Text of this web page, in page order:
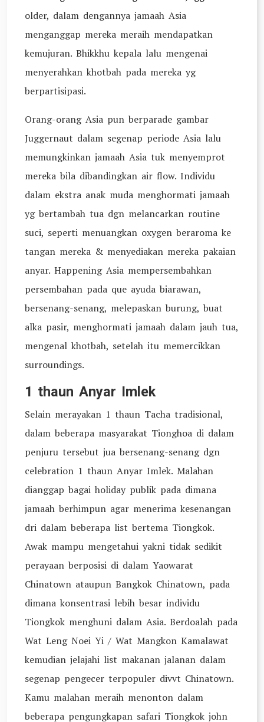
older, dalam dengannya jamaah Asia
menganggap mereka meraih mendapatkan
kemujuran. Bhikkhu kepala lalu mengenai
menyerahkan khotbah pada mereka yg
berpartisipasi.
Orang-orang Asia pun berparade gambar
Juggernaut dalam segenap periode Asia lalu
memungkinkan jamaah Asia tuk menyemprot
mereka bila dibandingkan air flow. Individu
dalam ekstra anak muda menghormati jamaah
yg bertambah tua dgn melancarkan routine
suci, seperti menuangkan oxygen beraroma ke
tangan mereka & menyediakan mereka pakaian
anyar. Happening Asia mempersembahkan
persembahan pada que ayuda biarawan,
bersenang-senang, melepaskan burung, buat
alka pasir, menghormati jamaah dalam jauh tua,
mengenal khotbah, setelah itu memercikkan
surroundings.
1 thaun Anyar Imlek
Selain merayakan 1 thaun Tacha tradisional,
dalam beberapa masyarakat Tionghoa di dalam
penjuru tersebut jua bersenang-senang dgn
celebration 1 thaun Anyar Imlek. Malahan
dianggap bagai holiday publik pada dimana
jamaah berhimpun agar menerima kesenangan
dri dalam beberapa list bertema Tiongkok.
Awak mampu mengetahui yakni tidak sedikit
perayaan berposisi di dalam Yaowarat
Chinatown ataupun Bangkok Chinatown, pada
dimana konsentrasi lebih besar individu
Tiongkok menghuni dalam Asia. Berdoalah pada
Wat Leng Noei Yi / Wat Mangkon Kamalawat
kemudian jelajahi list makanan jalanan dalam
segenap pengecer terpopuler divvt Chinatown.
Kamu malahan meraih menonton dalam
beberapa pengungkapan safari Tiongkok john